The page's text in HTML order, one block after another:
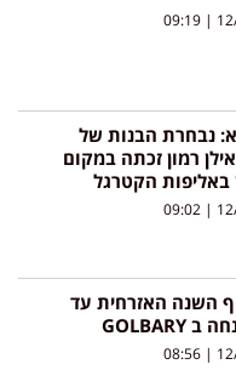
נבחרת הבנות של
רמון זכתה במקום
באליפות הקטרגל
השנה האזרחית עד